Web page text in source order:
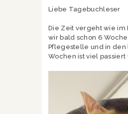
Liebe Tagebuchleser
Die Zeit vergeht wie im
wir bald schon 6
Pflegestelle und in den
Wochen ist viel passiert